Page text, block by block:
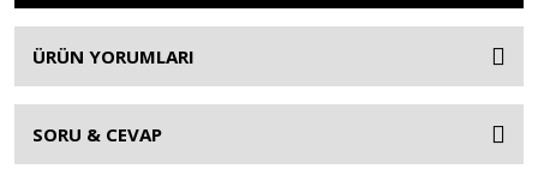
ÜRÜN YORUMLARI
SORU & CEVAP